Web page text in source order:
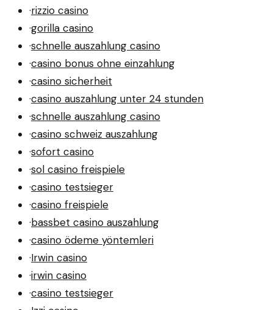
·rizzio casino
·gorilla casino
·schnelle auszahlung casino
·casino bonus ohne einzahlung
·casino sicherheit
·casino auszahlung unter 24 stunden
·schnelle auszahlung casino
·casino schweiz auszahlung
·sofort casino
·sol casino freispiele
·casino testsieger
·casino freispiele
·bassbet casino auszahlung
·casino ödeme yöntemleri
·Irwin casino
·irwin casino
·casino testsieger